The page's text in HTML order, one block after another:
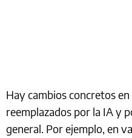
Hay cambios concretos
reemplazados por la IA y
general. Por ejemplo, en